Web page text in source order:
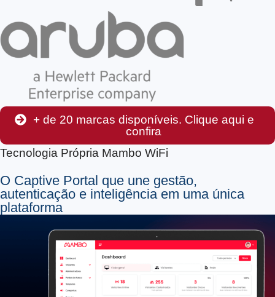
+ de 20 marcas disponíveis. Clique aqui e
confira
Tecnologia Própria Mambo WiFi
O Captive Portal que une gestão,
autenticação e inteligência em uma única
plataforma